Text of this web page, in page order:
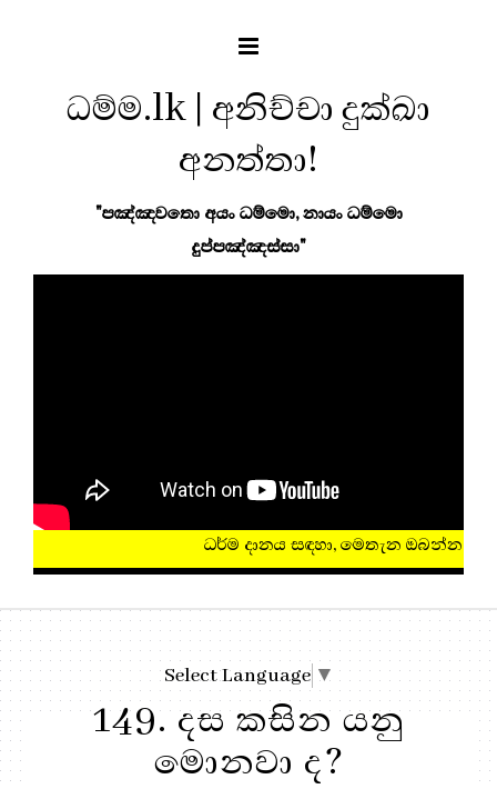
ධම්ම.lk | අනිච්චා දුක්ඛා
අනත්තා!
"පඤ්ඤවතො අයං ධම්මො, නායං ධම්මො
දුප්පඤ්ඤස්සා"
ධර්ම දානය සඳහා, මෙතැන ඔබන්න!
Select Language ▼
149. දස කසින යනු
මොනවා ද?